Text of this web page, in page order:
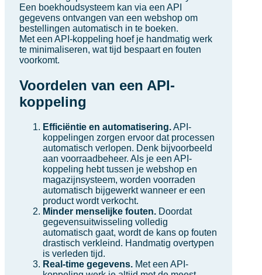
Een boekhoudsysteem kan via een API
gegevens ontvangen van een webshop om
bestellingen automatisch in te boeken.
Met een API-koppeling hoef je handmatig werk
te minimaliseren, wat tijd bespaart en fouten
voorkomt.
Voordelen van een API-
koppeling
Efficiëntie en automatisering.API-
koppelingen zorgen ervoor dat processen
automatisch verlopen. Denk bijvoorbeeld
aan voorraadbeheer. Als je een API-
koppeling hebt tussen je webshop en
magazijnsysteem, worden voorraden
automatisch bijgewerkt wanneer er een
product wordt verkocht.
Minder menselijke fouten. Doordat
gegevensuitwisseling volledig
automatisch gaat, wordt de kans op fouten
drastisch verkleind. Handmatig overtypen
is verleden tijd.
Real-time gegevens. Met een API-